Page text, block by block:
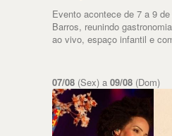
Evento acontece de 7 a 9
Barros, reunindo
ao vivo, espaço infantil e
07/08 (Sex) a 09/08 (Dom)